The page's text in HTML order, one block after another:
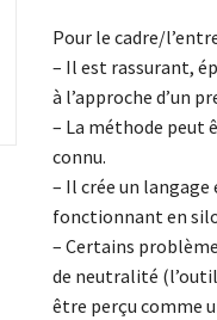
Pour le cadre/
– Il est rassurant,
à l’approche d’un
– La méthode peut
connu.
– Il crée un
fonctionnant en
– Certains
de neutralité (l’outil
être perçu comme